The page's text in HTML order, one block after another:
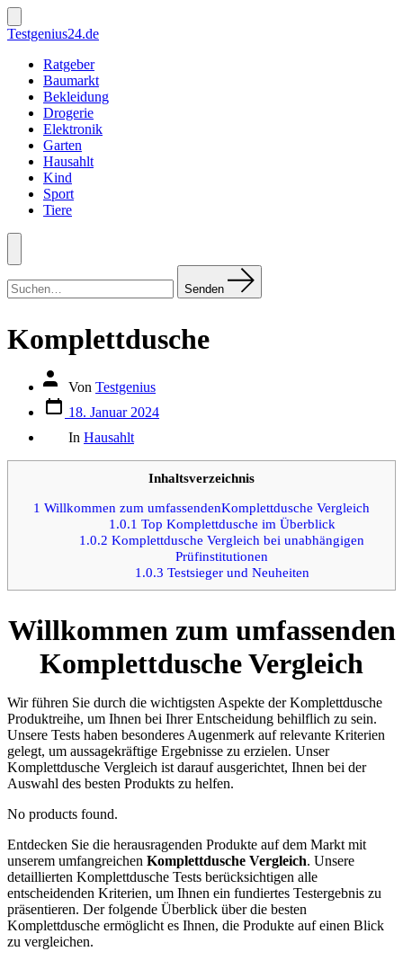
Zum
Inhalt
springen
Suche
ein-/ausblenden
Testgenius24.de
Ratgeber
Baumarkt
Bekleidung
Drogerie
Elektronik
Garten
Hausahlt
Kind
Sport
Tiere
Menü
nach:
Senden
Komplettdusche
Autor
Beitrags
Von Testgenius
Datum
des
Beitrags
18. Januar 2024
In Hausahlt
Inhaltsverzeichnis
1 Willkommen zum umfassendenKomplettdusche Vergleich
1.0.1 Top Komplettdusche im Überblick
1.0.2 Komplettdusche Vergleich bei unabhängigen
Prüfinstitutionen
1.0.3 Testsieger und Neuheiten
Willkommen zum umfassenden
Komplettdusche Vergleich
Wir führen Sie durch die wichtigsten Aspekte der Komplettdusche
Produktreihe, um Ihnen bei Ihrer Entscheidung behilflich zu sein.
Unsere Tests haben besonderes Augenmerk auf relevante Kriterien
gelegt, um aussagekräftige Ergebnisse zu erzielen. Unser
Komplettdusche Vergleich ist darauf ausgerichtet, Ihnen bei der
Auswahl des besten Produkts zu helfen.
No products found.
Entdecken Sie die herausragenden Produkte auf dem Markt mit
unserem umfangreichen Komplettdusche Vergleich. Unsere
detaillierten Komplettdusche Tests berücksichtigen alle
entscheidenden Kriterien, um Ihnen ein fundiertes Testergebnis zu
präsentieren. Der folgende Überblick über die besten
Komplettdusche ermöglicht es Ihnen, die Produkte auf einen Blick
zu vergleichen.